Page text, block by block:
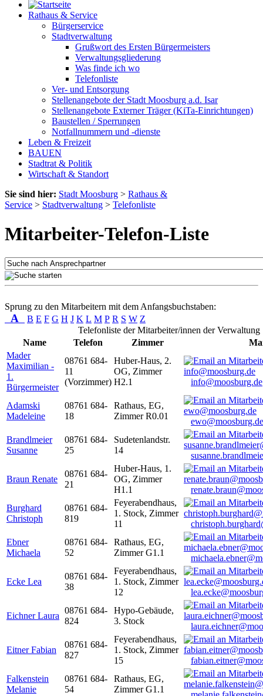
Rathaus & Service
Bürgerservice
Stadtverwaltung
Grußwort des Ersten Bürgermeisters
Verwaltungsgliederung
Was finde ich wo
Telefonliste
Ver- und Entsorgung
Stellenangebote der Stadt Moosburg a.d. Isar
Stellenangebote Externer Träger (KiTa-Einrichtungen)
Baustellen / Sperrungen
Notfallnummern und -dienste
Leben & Freizeit
BAUEN
Stadtrat & Politik
Wirtschaft & Standort
Sie sind hier: Stadt Moosburg > Rathaus &
Service > Stadtverwaltung > Telefonliste
Mitarbeiter-Telefon-Liste
Sprung zu den Mitarbeitern mit dem Anfangsbuchstaben:
A B E F G H J K L M P R S W Z
Telefonliste der Mitarbeiter/innen der Verwaltung
Name
Telefon Zimmer
Mader
Maximilian -
1.
Bürgermeister
08761 684-
11
(Vorzimmer)
Huber-Haus, 2.
OG, Zimmer
H2.1
info@moosburg.de
Adamski
Madeleine
08761 684-
18
Rathaus, EG,
Zimmer R0.01
ewo@moosburg.de
Brandlmeier
Susanne
08761 684-
25
Sudetenlandstr.
14
Braun Renate
08761 684-
21
Huber-Haus, 1.
OG, Zimmer
H1.1
Burghard
Christoph
08761 684-
819
Feyerabendhaus,
1. Stock, Zimmer
11
Ebner
Michaela
08761 684-
52
Rathaus, EG,
Zimmer G1.1
Ecke Lea
08761 684-
38
Feyerabendhaus,
1. Stock, Zimmer
12
Eichner Laura
08761 684-
824
Hypo-Gebäude,
3. Stock
Eitner Fabian
08761 684-
827
Feyerabendhaus,
1. Stock, Zimmer
15
Falkenstein
Melanie
08761 684-
54
Rathaus, EG,
Zimmer G1.1